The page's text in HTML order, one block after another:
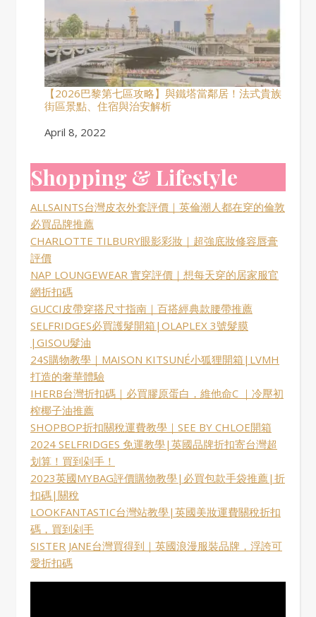
【2026巴黎第七區攻略】與鐵塔當鄰居！法式貴族
街區景點、住宿與治安解析
Date
April 8, 2022
Shopping & Lifestyle
ALLSAINTS台灣皮衣外套評價｜英倫潮人都在穿的倫敦
必買品牌推薦
CHARLOTTE TILBURY眼影彩妝｜超強底妝修容唇膏
評價
NAP LOUNGEWEAR 實穿評價｜想每天穿的居家服官
網折扣碼
GUCCI皮帶穿搭尺寸指南｜百搭經典款腰帶推薦
SELFRIDGES必買護髮開箱|OLAPLEX 3號髮膜
|GISOU髮油
24S購物教學｜MAISON KITSUNÉ小狐狸開箱|LVMH
打造的奢華體驗
IHERB台灣折扣碼｜必買膠原蛋白，維他命C ｜冷壓初
榨椰子油推薦
SHOPBOP折扣關稅運費教學｜SEE BY CHLOE開箱
2024 SELFRIDGES 免運教學|英國品牌折扣寄台灣超
划算！買到剁手！
2023英國MYBAG評價購物教學|必買包款手袋推薦|折
扣碼|關稅
LOOKFANTASTIC台灣站教學|英國美妝運費關稅折扣
碼，買到剁手
SISTER JANE台灣買得到｜英國浪漫服裝品牌，浮誇可
愛折扣碼